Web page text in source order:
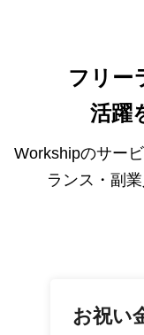
フリー
活躍
Workshipのサー
ランス・副
お祝い